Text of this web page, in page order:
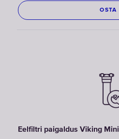
OSTA
Eelfiltri paigaldus Viking Mini